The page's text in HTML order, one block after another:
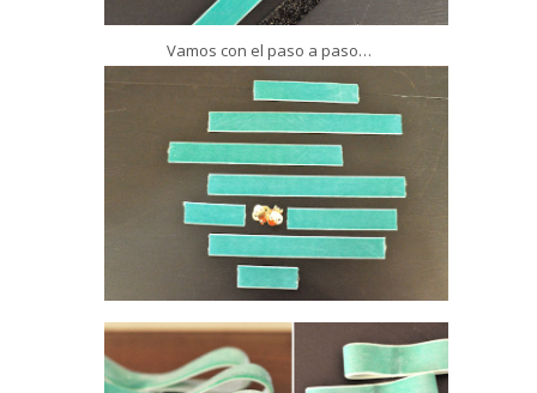
Vamos con el paso a paso…